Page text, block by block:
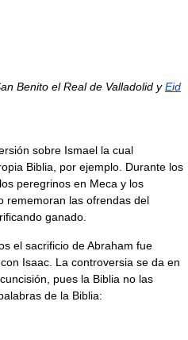
Benito el Real de Valladolid yEid
sobre Ismael la cual
Biblia, por ejemplo. Durante los
peregrinos en Meca y los
rememoran las ofrendas del
ganado.
el sacrificio de Abraham fue
Isaac. La controversia se da en
pues la Biblia no las
de la Biblia: